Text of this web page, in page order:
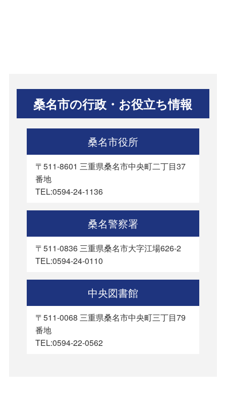
桑名市の行政・お役立ち情報
桑名市役所
〒511-8601 三重県桑名市中央町二丁目37
番地
TEL:0594-24-1136
桑名警察署
〒511-0836 三重県桑名市大字江場626-2
TEL:0594-24-0110
中央図書館
〒511-0068 三重県桑名市中央町三丁目79
番地
TEL:0594-22-0562